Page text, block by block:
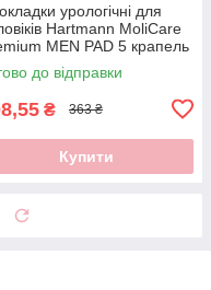
урологічні для
Hartmann MoliCare
MEN PAD 5 крапель
уп до відправки
₴ 363 ₴
Купити